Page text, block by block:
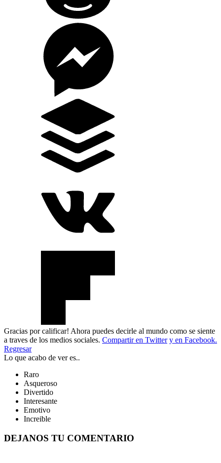
Gracias por calificar! Ahora puedes decirle al mundo como se siente
a traves de los medios sociales. Compartir en Twitter y en Facebook.
Regresar
Lo que acabo de ver es..
Raro
Asqueroso
Divertido
Interesante
Emotivo
Increible
DEJANOS TU COMENTARIO